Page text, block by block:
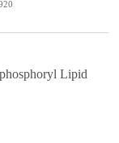
Lipid